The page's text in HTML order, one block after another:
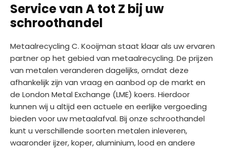
Service van A tot Z bij uw
schroothandel
Metaalrecycling C. Kooijman staat klaar als uw ervaren
partner op het gebied van metaalrecycling. De prijzen
van metalen veranderen dagelijks, omdat deze
afhankelijk zijn van vraag en aanbod op de markt en
de London Metal Exchange (LME) koers. Hierdoor
kunnen wij u altijd een actuele en eerlijke vergoeding
bieden voor uw metaalafval. Bij onze schroothandel
kunt u verschillende soorten metalen inleveren,
waaronder ijzer, koper, aluminium, lood en andere